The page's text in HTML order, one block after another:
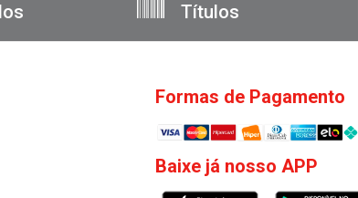
Títulos
Formas de Pagamento
Baixe já nosso APP